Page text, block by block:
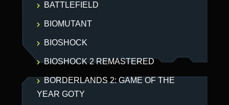
BATTLEFIELD
BIOMUTANT
BIOSHOCK
BIOSHOCK 2 REMASTERED
BORDERLANDS 2: GAME OF THE
YEAR GOTY